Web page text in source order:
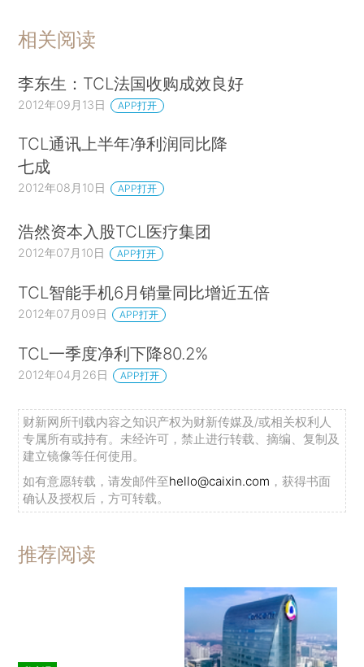
相关阅读
李东生：TCL法国收购成效良好
2012年09月13日 APP打开
TCL通讯上半年净利润同比降
七成
2012年08月10日 APP打开
浩然资本入股TCL医疗集团
2012年07月10日 APP打开
TCL智能手机6月销量同比增近五倍
2012年07月09日 APP打开
TCL一季度净利下降80.2%
2012年04月26日 APP打开
财新网所刊载内容之知识产权为财新传媒及/或相关权利人
专属所有或持有。未经许可，禁止进行转载、摘编、复制及
建立镜像等任何使用。
如有意愿转载，请发邮件至hello@caixin.com ，获得书面
确认及授权后，方可转载。
推荐阅读